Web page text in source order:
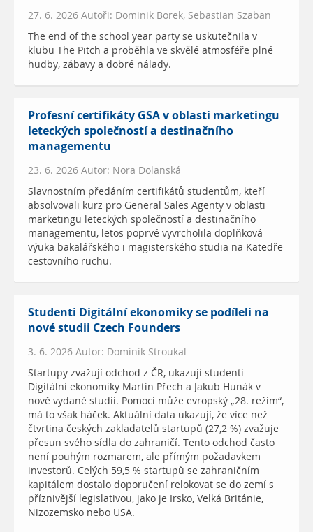
27. 6. 2026 Autoři: Dominik Borek, Sebastian Szaban
The end of the school year party se uskutečnila v
klubu The Pitch a proběhla ve skvělé atmosféře plné
hudby, zábavy a dobré nálady.
Profesní certifikáty GSA v oblasti marketingu
leteckých společností a destinačního
managementu
23. 6. 2026 Autor: Nora Dolanská
Slavnostním předáním certifikátů studentům, kteří
absolvovali kurz pro General Sales Agenty v oblasti
marketingu leteckých společností a destinačního
managementu, letos poprvé vyvrcholila doplňková
výuka bakalářského i magisterského studia na Katedře
cestovního ruchu.
Studenti Digitální ekonomiky se podíleli na
nové studii Czech Founders
3. 6. 2026 Autor: Dominik Stroukal
Startupy zvažují odchod z ČR, ukazují studenti
Digitální ekonomiky Martin Přech a Jakub Hunák v
nově vydané studii. Pomoci může evropský „28. režim“,
má to však háček. Aktuální data ukazují, že více než
čtvrtina českých zakladatelů startupů (27,2 %) zvažuje
přesun svého sídla do zahraničí. Tento odchod často
není pouhým rozmarem, ale přímým požadavkem
investorů. Celých 59,5 % startupů se zahraničním
kapitálem dostalo doporučení relokovat se do zemí s
příznivější legislativou, jako je Irsko, Velká Británie,
Nizozemsko nebo USA.